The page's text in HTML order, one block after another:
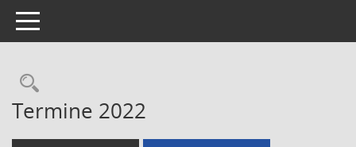
Toggle navigation
Rechercheauswahl
Termine 2022